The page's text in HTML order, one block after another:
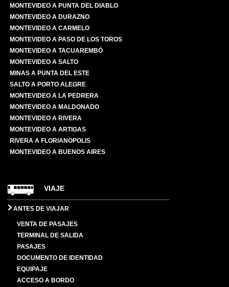
MONTEVIDEO A PUNTA DEL DIABLO
MONTEVIDEO A DURAZNO
MONTEVIDEO A CARMELO
MONTEVIDEO A PASO DE LOS TOROS
MONTEVIDEO A TACUAREMBÓ
MONTEVIDEO A SALTO
MINAS A PUNTA DEL ESTE
SALTO A PORTO ALEGRE
MONTEVIDEO A LA PEDRERA
MONTEVIDEO A MALDONADO
MONTEVIDEO A RIVERA
MONTEVIDEO A ARTIGAS
RIVERA A FLORIANOPOLIS
MONTEVIDEO A BUENOS AIRES
VIAJE
ANTES DE VIAJAR
VENTA DE PASAJES
TERMINAL DE SALIDA
PASAJES
DOCUMENTO DE IDENTIDAD
EQUIPAJE
ACCESO A BORDO